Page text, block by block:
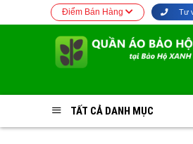
qua
Điểm Bán Hàng Tư
TẤT CẢ DANH MỤC